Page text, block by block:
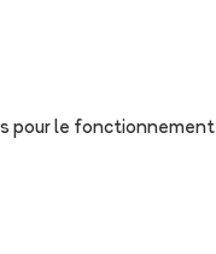
pour le fonctionnement